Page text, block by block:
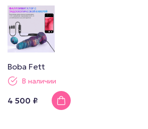
Boba Fett
В наличии
4 500 ₽